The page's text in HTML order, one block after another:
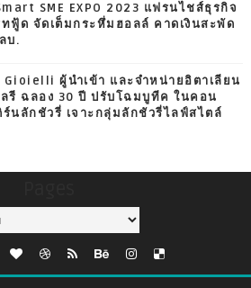
SME EXPO 2023 แฟรนไชส์ธุรกิจ
ทฟู้ด จัดเต็มกระหึ่มฮอลล์ คาดเงินสะพัด
บ.
ผู้นำเข้า และจำหน่ายอิตาเลียน
ลรี ฉลอง 30 ปี ปรับโฉมบูทีค ในคอน
ร์นลักชัวรี่ เจาะกลุ่มลักชัวรี่ไลฟ์สไตล์